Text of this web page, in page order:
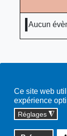
Ce site web
expérience
Réglages ◮
Aucun
Copyright ©